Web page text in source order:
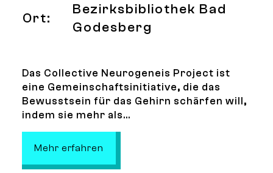
Ort:
Bezirksbibliothek Bad
Godesberg
Das Collective Neurogeneis Project ist
eine Gemeinschaftsinitiative, die das
Bewusstsein für das Gehirn schärfen will,
indem sie mehr als...
Mehr erfahren